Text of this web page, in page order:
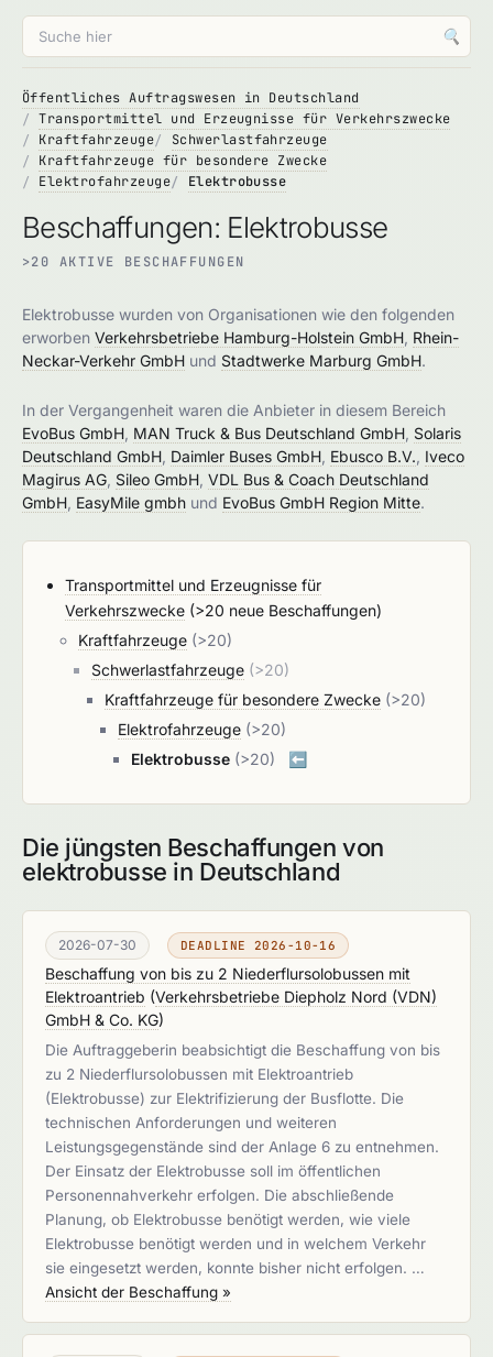
🔍
Öffentliches Auftragswesen in Deutschland
Transportmittel und Erzeugnisse für Verkehrszwecke
Kraftfahrzeuge
Schwerlastfahrzeuge
Kraftfahrzeuge für besondere Zwecke
Elektrofahrzeuge
Elektrobusse
Beschaffungen: Elektrobusse
>20 AKTIVE BESCHAFFUNGEN
Elektrobusse wurden von Organisationen wie den folgenden
erworben Verkehrsbetriebe Hamburg-Holstein GmbH Rhein-
Neckar-Verkehr GmbH und Stadtwerke Marburg GmbH.
In der Vergangenheit waren die Anbieter in diesem Bereich
EvoBus GmbH MAN Truck & Bus Deutschland GmbH Solaris
Deutschland GmbH Daimler Buses GmbH Ebusco B.V. Iveco
Magirus AG Sileo GmbH VDL Bus & Coach Deutschland
GmbH EasyMile gmbh und EvoBus GmbH Region Mitte.
Transportmittel und Erzeugnisse für
Verkehrszwecke (>20 neue Beschaffungen)
Kraftfahrzeuge (>20)
Schwerlastfahrzeuge (>20)
Kraftfahrzeuge für besondere Zwecke (>20)
Elektrofahrzeuge (>20)
Elektrobusse (>20) ⬅️
Die jüngsten Beschaffungen von
elektrobusse in Deutschland
2026-07-30 DEADLINE 2026-10-16
Beschaffung von bis zu 2 Niederflursolobussen mit
Elektroantrieb (Verkehrsbetriebe Diepholz Nord (VDN)
GmbH & Co. KG)
Die Auftraggeberin beabsichtigt die Beschaffung von bis
zu 2 Niederflursolobussen mit Elektroantrieb
(Elektrobusse) zur Elektrifizierung der Busflotte. Die
technischen Anforderungen und weiteren
Leistungsgegenstände sind der Anlage 6 zu entnehmen.
Der Einsatz der Elektrobusse soll im öffentlichen
Personennahverkehr erfolgen. Die abschließende
Planung, ob Elektrobusse benötigt werden, wie viele
Elektrobusse benötigt werden und in welchem Verkehr
sie eingesetzt werden, konnte bisher nicht erfolgen. …
Ansicht der Beschaffung »